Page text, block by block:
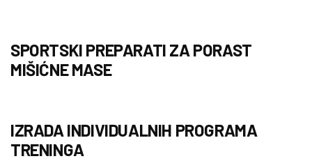
SPORTSKI PREPARATI ZA PORAST
MIŠIĆNE MASE
IZRADA INDIVIDUALNIH PROGRAMA
TRENINGA